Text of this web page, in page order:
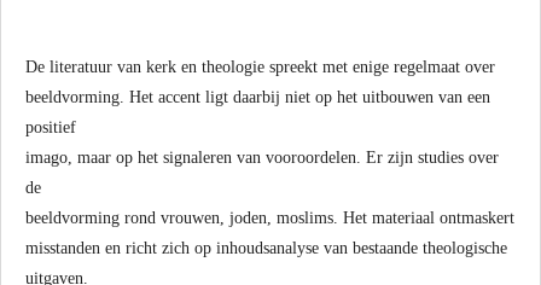
De literatuur van kerk en theologie spreekt met enige regelmaat over
beeldvorming. Het accent ligt daarbij niet op het uitbouwen van een
positief
imago, maar op het signaleren van vooroordelen. Er zijn studies over
de
beeldvorming rond vrouwen, joden, moslims. Het materiaal ontmaskert
misstanden en richt zich op inhoudsanalyse van bestaande theologische
uitgaven.